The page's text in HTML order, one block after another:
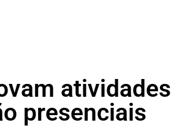
atividades
presenciais